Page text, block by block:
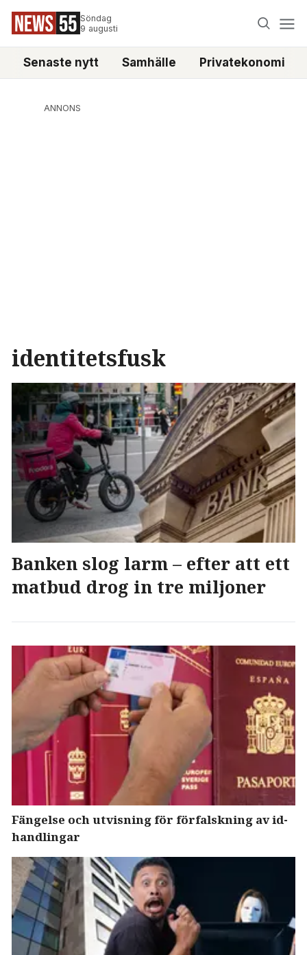
Söndag
9 augusti
Senaste nytt Samhälle Privatekonomi
ANNONS
identitetsfusk
Banken slog larm – efter att ett
matbud drog in tre miljoner
Fängelse och utvisning för förfalskning av id-
handlingar